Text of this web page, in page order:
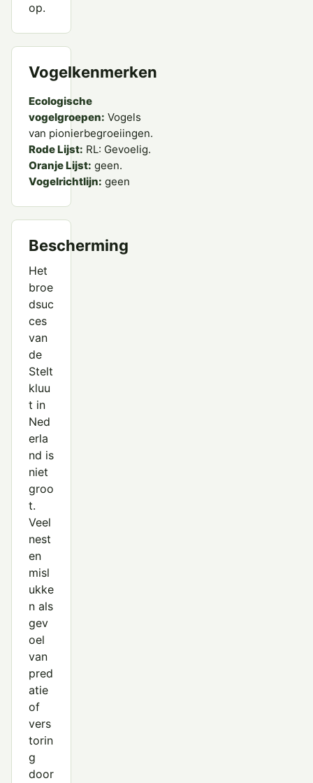
op.
Vogelkenmerken
Ecologische
vogelgroepen: Vogels
van pionierbegroeiingen.
Rode Lijst: RL: Gevoelig.
Oranje Lijst: geen.
Vogelrichtlijn: geen
Bescherming
Het
broe
dsuc
ces
van
de
Stelt
kluu
t in
Ned
erla
nd is
niet
groo
t.
Veel
nest
en
misl
ukke
n als
gev
oel
van
pred
atie
of
vers
torin
g
door